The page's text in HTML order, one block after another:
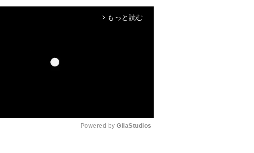
arrow_forward_ios もっと読む
Powered by GliaStudios